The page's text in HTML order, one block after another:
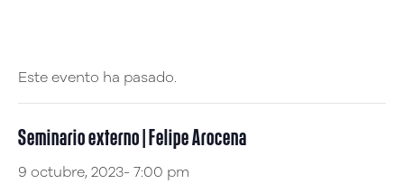
Este evento ha pasado.
Seminario externo | Felipe Arocena
9 octubre, 2023- 7:00 pm